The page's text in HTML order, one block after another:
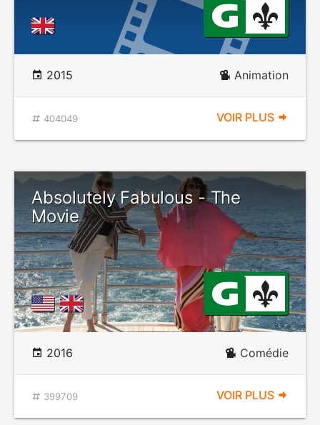
2015 Animation
404049 VOIR PLUS
Absolutely Fabulous - The
Movie
2016 Comédie
399709 VOIR PLUS